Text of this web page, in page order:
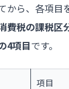
から、各項目
費税の課税区
4項目です。
項目